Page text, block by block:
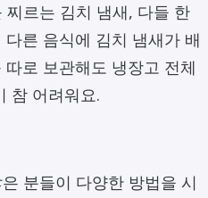
르는 김치 냄새, 다들 한
른 음식에 김치 냄새가 배
로 보관해도 냉장고 전체
참 어려워요.
분들이 다양한 방법을 시